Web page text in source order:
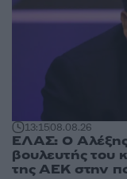
13:1508.08.26
ΕΛΑΣ: Ο
βουλευτής του
της ΑΕΚ στην